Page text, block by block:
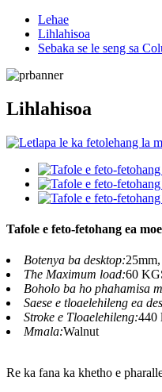
Lehae
Lihlahisoa
Sebaka se le seng sa
Lihlahisoa
Tafole e feto-fetohang ea
Botenya ba desktop:
The Maximum load:60
Boholo ba ho phahamisa
Saese e tloaelehileng ea
Stroke e Tloaelehileng:440
Mmala:Walnut
Re ka fana ka khetho e